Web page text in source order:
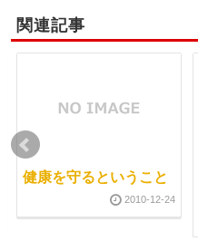
関連記事
健康を守るということ
2010-12-24